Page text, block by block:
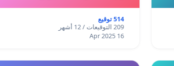
514 توقيع
209 التوقيعات / 12 أشهر
16 Apr 2025